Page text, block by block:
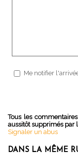
Me notifier
Tous les
aussitôt supprimés par
Signaler un abus
DANS LA MÊME